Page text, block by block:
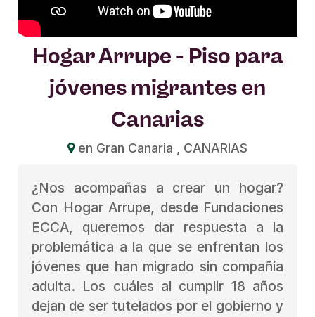
Hogar Arrupe - Piso para
jóvenes migrantes en
Canarias
en Gran Canaria , CANARIAS
¿Nos acompañas a crear un hogar?
Con Hogar Arrupe, desde Fundaciones
ECCA, queremos dar respuesta a la
problemática a la que se enfrentan los
jóvenes que han migrado sin compañía
adulta. Los cuáles al cumplir 18 años
dejan de ser tutelados por el gobierno y